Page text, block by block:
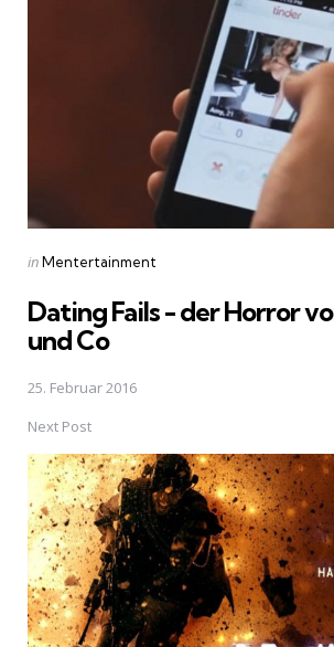
Posted
inMentertainment
Dating Fails - der Horror
und Co
25. Februar 2016
Next Post